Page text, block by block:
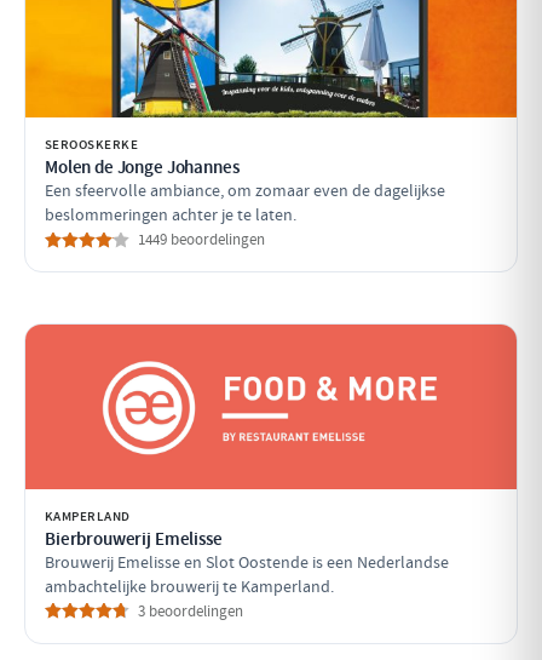
SEROOSKERKE
Molen de Jonge Johannes
Een sfeervolle ambiance, om zomaar even de dagelijkse
beslommeringen achter je te laten.
1449 beoordelingen
KAMPERLAND
Bierbrouwerij Emelisse
Brouwerij Emelisse en Slot Oostende is een Nederlandse
ambachtelijke brouwerij te Kamperland.
3 beoordelingen